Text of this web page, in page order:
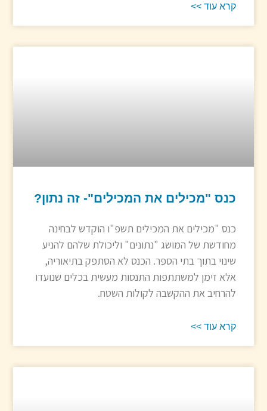
קרא עוד >>
כנס "מכילים את המכילים"- זה נתון?
כנס "מכילים את המכילים תשפ"ו הוקדש לבחינה
מחודשת של המושג "נתונים" וליכולת שלהם להניע
שינוי בתוך בתי הספר. הכנס לא הסתפק בתיאוריה,
אלא זימן למשתתפות התנסות מעשית בכלים שנועדו
להרחיב את ההקשבה לקולות השטח.
קרא עוד >>